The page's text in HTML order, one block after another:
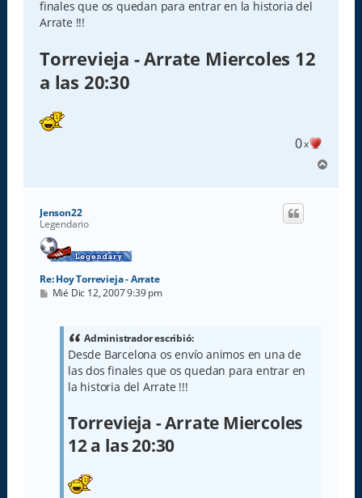
j
e
finales que os quedan para entrar en la historia del
Arrate !!!
Torrevieja - Arrate Miercoles 12
a las 20:30
0x
r
Jenson22
Legendario
Re: Hoy Torrevieja - Arrate
M
Mié Dic 12, 2007 9:39 pm
Administrador escribió:
Desde Barcelona os envío animos en una de
las dos finales que os quedan para entrar en
la historia del Arrate !!!
Torrevieja - Arrate Miercoles
12 a las 20:30